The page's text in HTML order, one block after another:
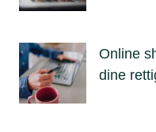
Online
dine